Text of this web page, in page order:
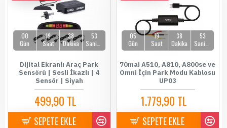
00
Gün
19
Saat
38
Dakika
51
Dijital Ekranlı Araç Park
Sensörü | Sesli İkazlı | 4
Sensör | Siyah
499,90 TL
SEPETE EKLE
05
Gün
19
Saat
38
Dakika
51
70mai A510, A810, A800se ve
Omni İçin Park Modu Kablosu
UP03
1.779,90 TL
SEPETE EKLE